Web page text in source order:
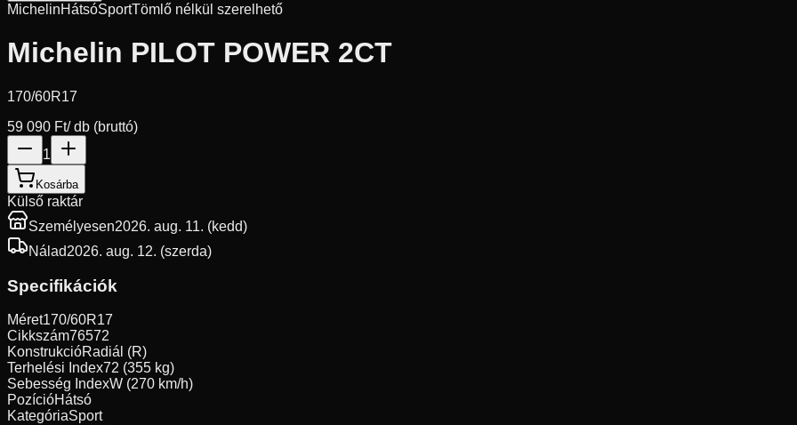
MichelinHátsóSportTömlő nélkül szerelhető
Michelin PILOT POWER 2CT
170/60R17
59 090 Ft/ db (bruttó)
1
Kosárba
Külső raktár
Személyesen2026. aug. 11. (kedd)
Nálad2026. aug. 12. (szerda)
Specifikációk
Méret170/60R17
Cikkszám76572
KonstrukcióRadiál (R)
Terhelési Index72 (355 kg)
Sebesség IndexW (270 km/h)
PozícióHátsó
KategóriaSport